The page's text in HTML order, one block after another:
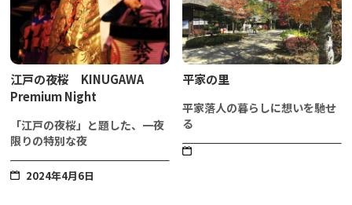
江戸の夜桜 KINUGAWA
Premium Night
「江戸の夜桜」と題した、一夜
限りの特別な夜
2024年4月6日
平家の里
平家落人の暮らしに想いを馳せ
る